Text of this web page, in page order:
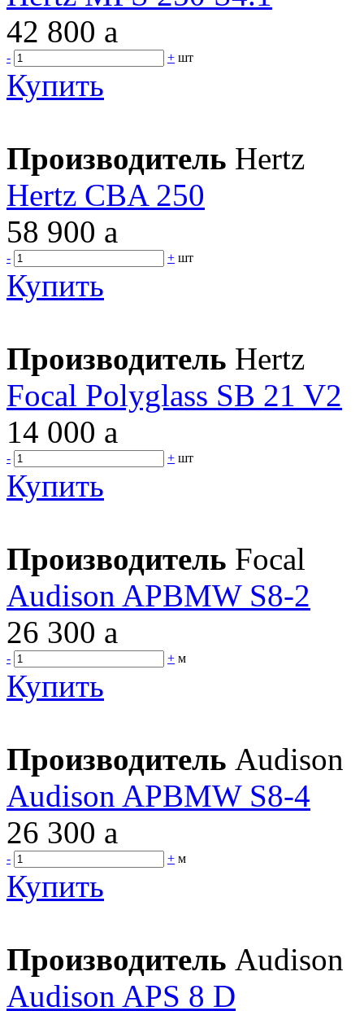
42 800 a
- + шт
Купить
Производитель Hertz
Hertz CBA 250
58 900 a
- + шт
Купить
Производитель Hertz
Focal Polyglass SB 21 V2
14 000 a
- + шт
Купить
Производитель Focal
Audison APBMW S8-2
26 300 a
- + м
Купить
Производитель Audison
Audison APBMW S8-4
26 300 a
- + м
Купить
Производитель Audison
Audison APS 8 D